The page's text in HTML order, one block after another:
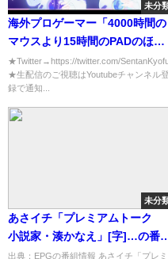
未分
海外プロゲーマー「4000時間の
マウスより15時間のPADのほう
が自信ある」パッドが最強な理
由！エイムアシストの強さ解説
【APEX LEGENDS解説/エーペ
ックス初心者講座/コントローラ
★Twitter→https://twitter.com/
★生配信のご視聴はYoutubeチャンネル登
録で通知...
未分
あさイチ「プレミアムトーク
小説家・湊かなえ」[字]…の番
内容解析まとめ
出典：EPGの番組情報 あさイチ「プレミ